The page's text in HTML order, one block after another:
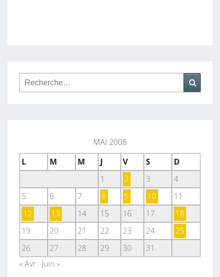
Rechercher :
MAI 2008
L
M M J V S
D
1
2 3
4
5
6 7 8 9 10
11
12
13 14 15 16 17
18
19
20 21 22 23 24
25
26
27 28 29 30
31
« Avr Juin »